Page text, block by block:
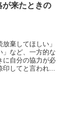
が来たときの
棄してほしい」
」など、一方的な
に自分の協力が必
印してと言われ...